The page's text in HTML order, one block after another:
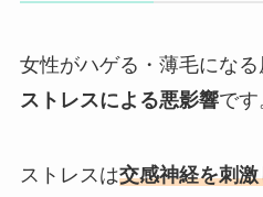
女性がハゲる・薄毛になる
ストレスによる悪影響です
ストレスは交感神経を刺